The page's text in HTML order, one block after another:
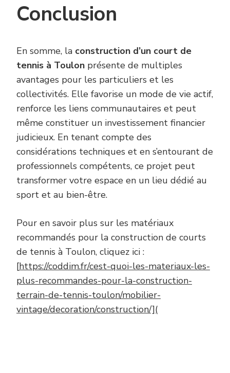
Conclusion
En somme, la construction d’un court de
tennis à Toulon présente de multiples
avantages pour les particuliers et les
collectivités. Elle favorise un mode de vie actif,
renforce les liens communautaires et peut
même constituer un investissement financier
judicieux. En tenant compte des
considérations techniques et en s’entourant de
professionnels compétents, ce projet peut
transformer votre espace en un lieu dédié au
sport et au bien-être.
Pour en savoir plus sur les matériaux
recommandés pour la construction de courts
de tennis à Toulon, cliquez ici :
[https://coddim.fr/cest-quoi-les-materiaux-les-
plus-recommandes-pour-la-construction-
terrain-de-tennis-toulon/mobilier-
vintage/decoration/construction/](